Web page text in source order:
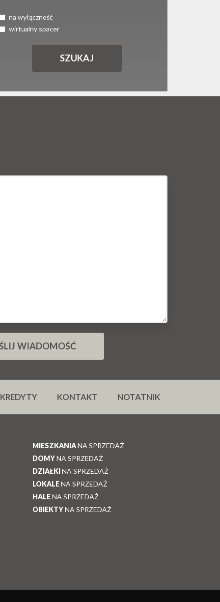
na wyłączność
wirtualny spacer
KREDYTY KONTAKT NOTATNIK
MIESZKANIANA SPRZEDAŻ
DOMYNA SPRZEDAŻ
DZIAŁKINA SPRZEDAŻ
LOKALENA SPRZEDAŻ
HALENA SPRZEDAŻ
OBIEKTYNA SPRZEDAŻ